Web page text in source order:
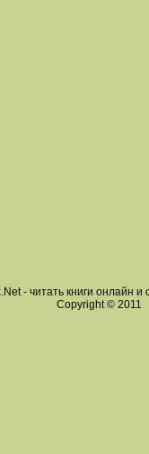
- читать книги онлайн и
Copyright © 2011